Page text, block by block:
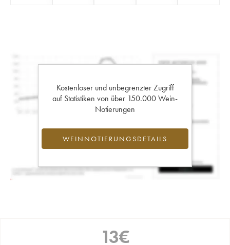
Kostenloser und unbegrenzter Zugriff
auf Statistiken von über 150.000 Wein-
Notierungen
WEINNOTIERUNGSDETAILS
13€